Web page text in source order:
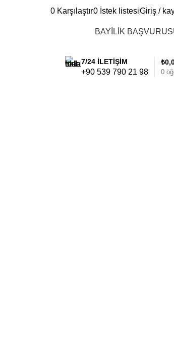
0 Karşılaştır0 İstek listesiGiriş /
BAYİLİK
7/24 İLETİŞİM
+90 539 790 21 98 0
₺